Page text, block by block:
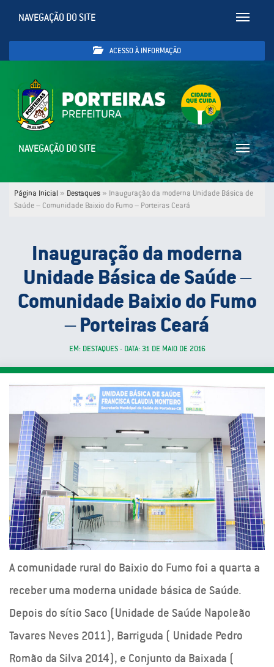
Toggle
NAVEGAÇÃO DO SITE
ACESSO À INFORMAÇÃO
Toggle
NAVEGAÇÃO DO SITE
Página Inicial » Destaques » Inauguração da moderna Unidade Básica de
Saúde – Comunidade Baixio do Fumo – Porteiras Ceará
Inauguração da moderna
Unidade Básica de Saúde –
Comunidade Baixio do Fumo
– Porteiras Ceará
EM: DESTAQUES - DATA: 31 DE MAIO DE 2016
A comunidade rural do Baixio do Fumo foi a quarta a
receber uma moderna unidade básica de Saúde.
Depois do sítio Saco (Unidade de Saúde Napoleão
Tavares Neves 2011), Barriguda ( Unidade Pedro
Romão da Silva 2014), e Conjunto da Baixada (